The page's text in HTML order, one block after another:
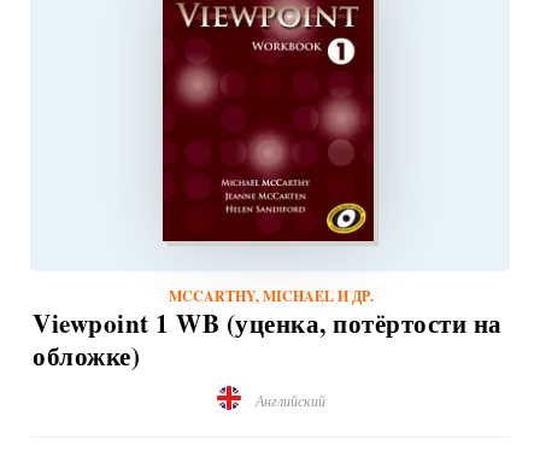
MCCARTHY, MICHAEL И ДР.
Viewpoint 1 WB (уценка, потёртости на
обложке)
Английский